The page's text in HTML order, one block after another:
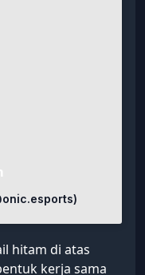
hitam di atas
kerja sama